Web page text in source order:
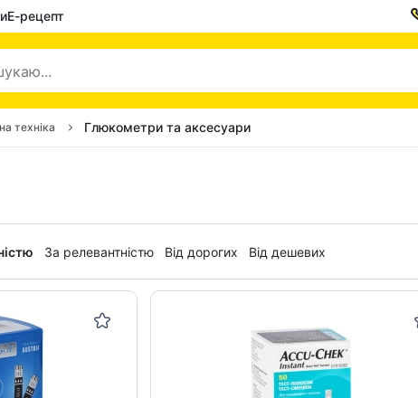
Е-рецепт
техніка Глюкометри та аксесуари
За релевантністю Від дорогих Від дешевих